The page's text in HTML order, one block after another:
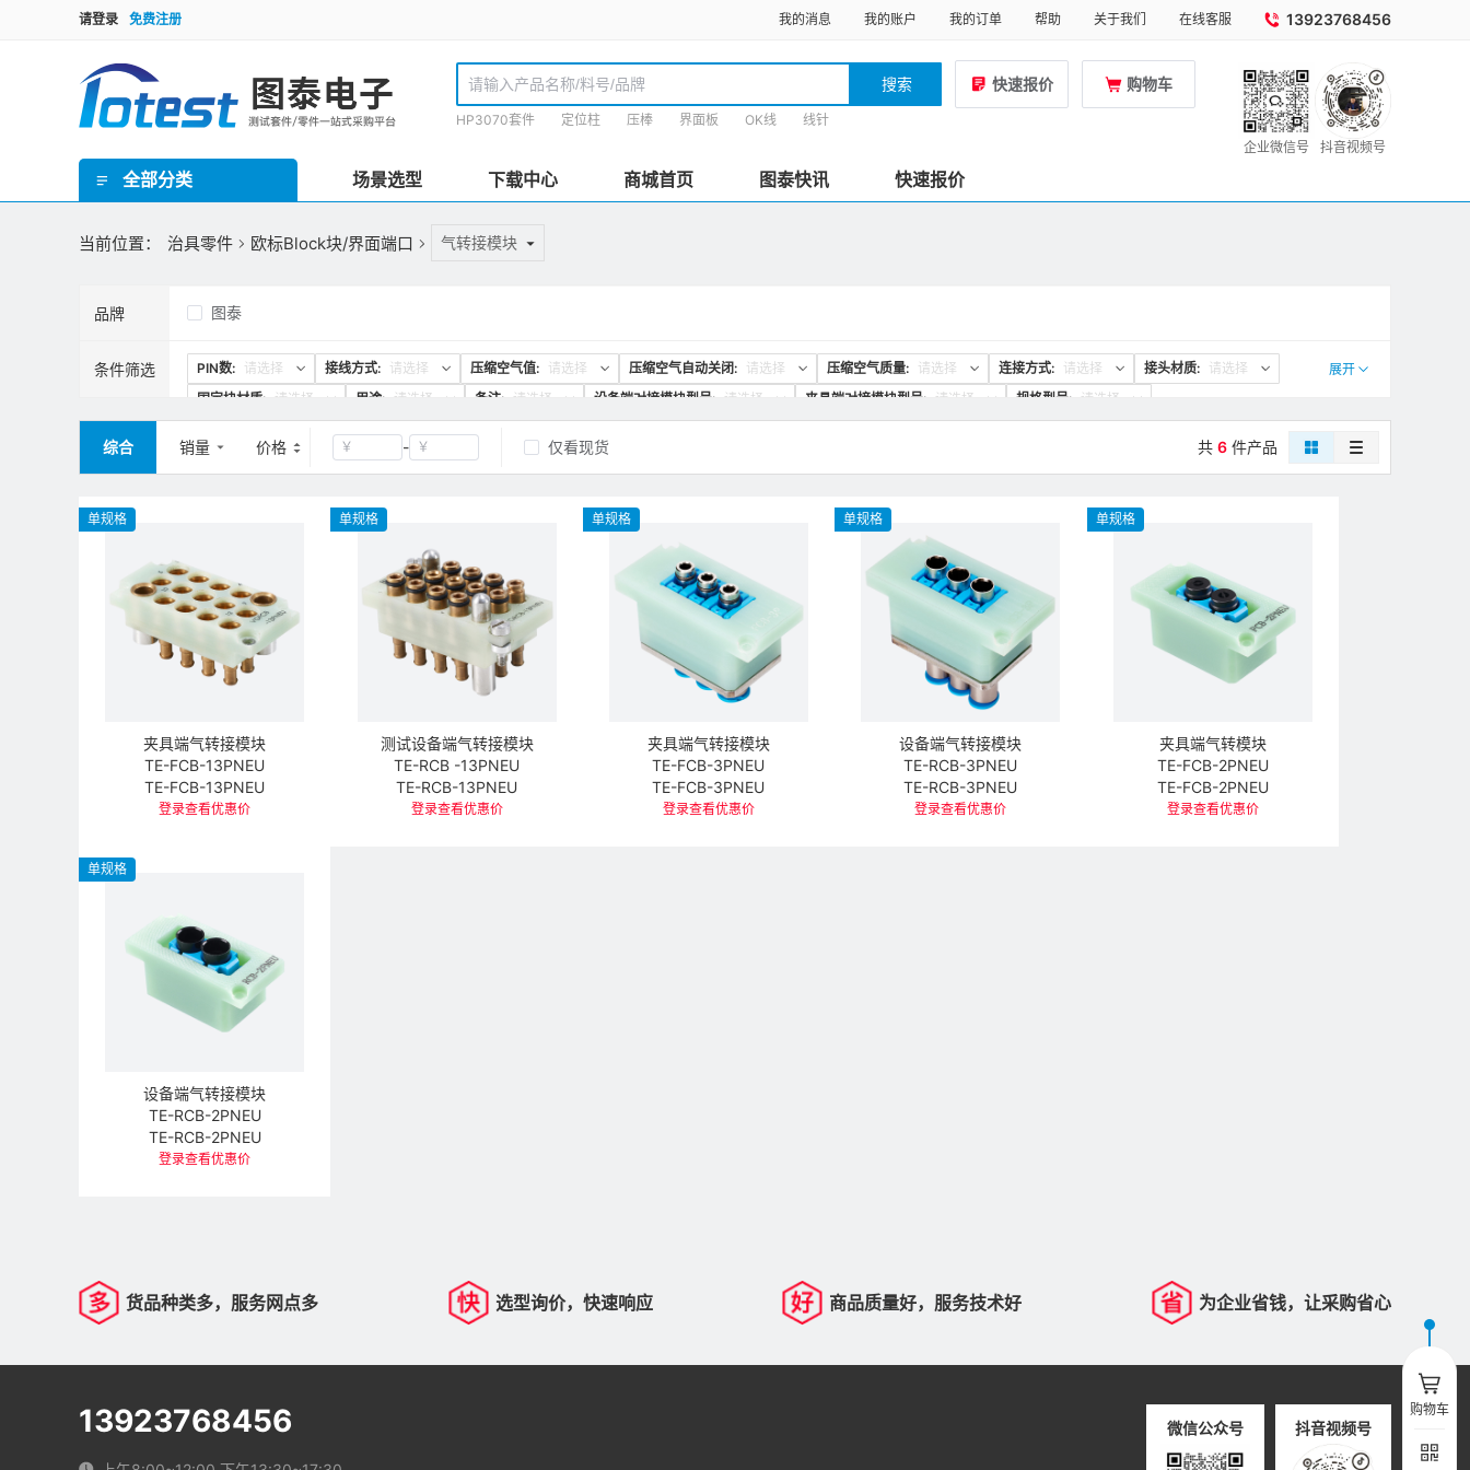
请登录 免费注册 我的消息 我的账户 我的订单 帮助 关于我们 在线客服 13923768456
搜索
HP3070套件 定位柱 压棒 界面板 OK线 线针
快速报价 购物车
企业微信号 抖音视频号
全部分类 场景选型 下载中心 商城首页 图泰快讯 快速报价
当前位置： 治具零件 欧标Block块/界面端口 气转接模块
品牌 图泰
条件筛选 PIN数: 请选择 接线方式: 请选择 压缩空气值: 请选择 压缩空气自动关闭: 请选择 压缩空气质量: 请选择 连接方式: 请选择 接头材质: 请选择
固定块材质:
请选择 用途: 请选择 备注: 请选择 设备端对接模块型号: 请选择 夹具端对接模块型号: 请选择 规格型号:
请选择
展开
综合 销量 价格 ￥ - ￥ 仅看现货 共 6 件产品
夹具端气转接模块
TE-FCB-13PNEU
TE-FCB-13PNEU
登录查看优惠价
单规格
测试设备端气转接模块
TE-RCB -13PNEU
TE-RCB-13PNEU
登录查看优惠价
单规格
夹具端气转接模块
TE-FCB-3PNEU
TE-FCB-3PNEU
登录查看优惠价
单规格
设备端气转接模块
TE-RCB-3PNEU
TE-RCB-3PNEU
登录查看优惠价
单规格
夹具端气转模块
TE-FCB-2PNEU
TE-FCB-2PNEU
登录查看优惠价
单规格
设备端气转接模块
TE-RCB-2PNEU
TE-RCB-2PNEU
登录查看优惠价
单规格
货品种类多，服务网点多 选型询价，快速响应 商品质量好，服务技术好 为企业省钱，让采购省心
13923768456 微信公众号 抖音视频号
购物车